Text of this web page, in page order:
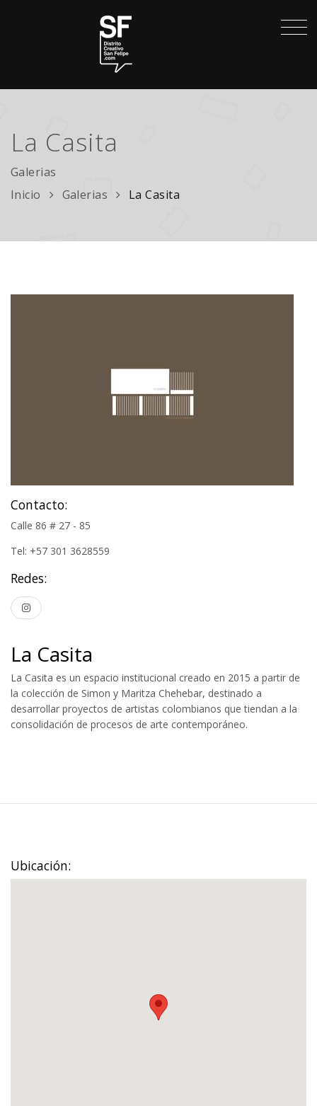
La Casita
Galerias
Inicio
Galerias La Casita
Contacto:
Calle 86 # 27 - 85
Tel: +57 301 3628559
Redes:
La Casita
La Casita es un espacio institucional creado en 2015 a partir de
la colección de Simon y Maritza Chehebar, destinado a
desarrollar proyectos de artistas colombianos que tiendan a la
consolidación de procesos de arte contemporáneo.
Ubicación: